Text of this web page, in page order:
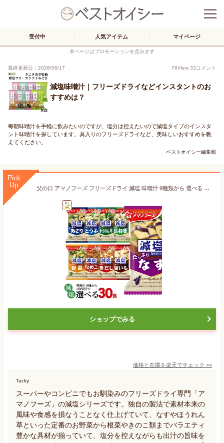
受付中 人気アイテム マイページ
本ページはプロモーションを含みます
最終更新日：2026/06/17 76View 33コメント
減塩味噌汁｜フリーズドライなどインスタントのお
すすめは？
毎朝味噌汁を手軽に飲みたいのですが、塩分は控えたいので減塩タイプのインスタ
ント味噌汁を探しています。具入りのフリーズドライなど、美味しいおすすめを教
えてください。
ベストオイシー編集部
Pick
Up
父の日 アマノフーズ フリーズドライ 減塩 味噌汁 9種類から 選べる 6種30食 詰め合わせ セット 【 送料無料 北海道沖縄以外】 即席みそ汁 インスタント味噌汁 常温保存 みそ汁 一人暮らし 仕送り 備蓄 非常食 お中元 2026 内祝い ギフト
ショップでみる
価格と在庫を楽天でチェック >>
Tacky
スーパーやコンビニでもお馴染みのフリーズドライ専門「ア
マノフーズ」の減塩シリーズです。独自の製法で素材本来の
風味や食感を損なうことなく仕上げていて、なすやほうれん
草といった定番のお野菜から根菜やきのこ類までバラエティ
豊かな具材が揃っていて、塩分を控えながらも出汁の旨味を